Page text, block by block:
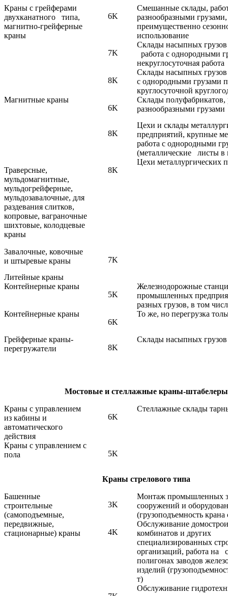
Краны с грейферами
двухканатного типа,
магнитно-грейферные
краны
6K
Смешанные склады,
разнообразными грузами,
преимущественно
использование
7K
Склады насыпных
работа с однородными
некруглосуточная работа
8K
Склады насыпных
с однородными грузами
круглосуточной
Магнитные краны
6K
Склады
разнообразными грузами
8K
Цехи и склады
предприятий, крупные
работа с однородными
(металлические листы в
Траверсные,
мульдомагнитные,
мульдогрейферные,
мульдозавалочные, для
раздевания слитков,
копровые, ваграночные
шихтовые, колодцевые
краны
8K
Цехи металлургических
Завалочные, ковочные
и штыревые краны
7K
Литейные краны
Контейнерные краны
5K
Железнодорожные
промышленных
разных грузов, в том
Контейнерные краны
6K
То же, но перегрузка
Грейферные краны-
перегружатели
8K
Склады насыпных грузов
Мостовые и стеллажные краны-штабелеры
Краны с управлением
из кабины и
автоматического
действия
6K
Стеллажные склады
Краны с управлением с
пола
5K
Краны стрелового типа
Башенные
строительные
(самоподъемные,
передвижные,
стационарные) краны
3K
Монтаж промышленных
сооружений и
(грузоподъемность крана
4K
Обслуживание
комбинатов и других
специализированных
организаций, работа на
полигонах заводов
изделий
т)
Обслуживание